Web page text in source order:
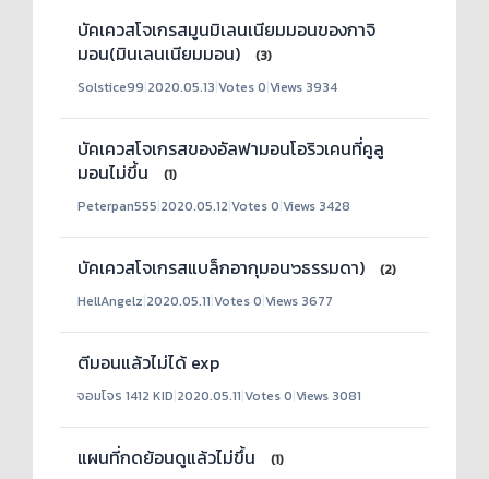
บัคเควสโจเกรสมูนมิเลนเนียมมอนของกาจิ
มอน(มินเลนเนียมมอน)
(3)
Solstice99|2020.05.13|Votes 0|Views 3934
บัคเควสโจเกรสของอัลฟามอนโอริวเคนที่คูลู
มอนไม่ขึ้น
(1)
Peterpan555|2020.05.12|Votes 0|Views 3428
บัคเควสโจเกรสแบล็กอากุมอน๖ธรรมดา)
(2)
HellAngelz|2020.05.11|Votes 0|Views 3677
ตีมอนแล้วไม่ได้ exp
จอมโจร 1412 KID|2020.05.11|Votes 0|Views 3081
แผนที่กดย้อนดูแล้วไม่ขึ้น
(1)